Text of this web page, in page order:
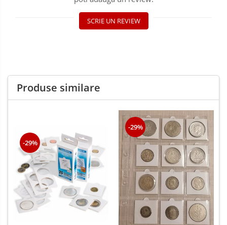
SCRIE UN REVIEW
Produse similare
-29%
-29%